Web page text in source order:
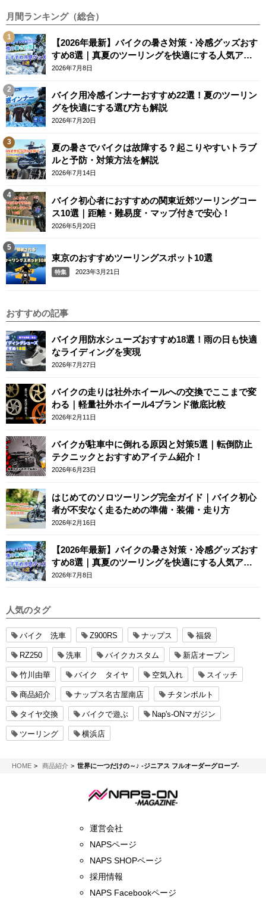
月間ランキング（総合）
【2026年最新】バイクの暑さ対策・冷感グッズおす
すめ8選｜真夏のツーリングを快適にする人気アイ
テム
2026年7月8日
バイク用冷感インナーおすすめ22選！夏のツーリン
グを快適にする選び方も解説
2026年7月20日
夏の暑さでバイクは故障する？起こりやすいトラブ
ルと予防・対策方法を解説
2026年7月14日
バイク初心者におすすめの関東近郊ツーリングコー
ス10選｜距離・難易度・マップ付きで安心！
2026年5月20日
東京のおすすめツーリングスポット10選
特集 2023年3月21日
おすすめの記事
バイク用防水シューズおすすめ18選！雨の日も快適
なライディングを実現
2026年7月27日
バイクの走りは社外ホイールへの交換でここまで変
わる｜軽量社外ホイール4ブランド徹底比較
2026年2月11日
バイクが駐車中に倒れる原因と対策5選｜転倒防止
テクニックとおすすめアイテム紹介！
2026年6月23日
はじめてのソロツーリング完全ガイド｜バイク初心
者が不安なく走るための準備・装備・走り方
2026年2月16日
【2026年最新】バイクの暑さ対策・冷感グッズおす
すめ8選｜真夏のツーリングを快適にする人気アイ
テム
2026年7月8日
人気のタグ
バイク 洗車 Z900RS ナップス 福袋
RZ250 洗車 バイクカスタム 新店オープン
竹川由華 バイク タイヤ 空気入れ スイッチ
商品紹介 ナップス名古屋南店 チタンボルト
タイヤ交換 バイクで遊ぶ Nap's-ONマガジン
ツーリング 横浜店
HOMENAPS-ON マガジン
商品紹介 世界に一つだけの～♪ -ジニアス フルオーダーグローブ-
運営会社
NAPSページ
NAPS SHOPページ
採用情報
NAPS Facebookページ